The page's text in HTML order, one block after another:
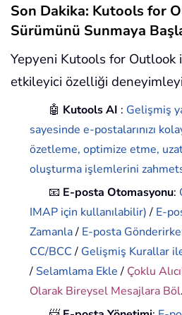
Son Dakika: Kutools for
Sürümünü Sunmaya
Yepyeni Kutools for
etkileyici özelliği
🤖 Kutools AI : Gelişmiş
sayesinde e-postalarınızı
özetleme, optimize etme,
oluşturma işlemlerini
📧 E-posta Otomasyonu:
IMAP için kullanılabilir)/ E-
Zamanla/ E-posta
CC/BCC/ Gelişmiş Kurallar
/ Selamlama Ekle/ Çoklu
Olarak Bireysel Mesajlara Böl